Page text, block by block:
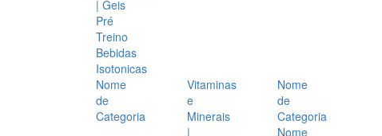
| Geis
Pré
Treino
Bebidas
Isotonicas
Nome
de
Categoria
Vitaminas
e
Minerais
|
Nome
de
Categoria
Nome